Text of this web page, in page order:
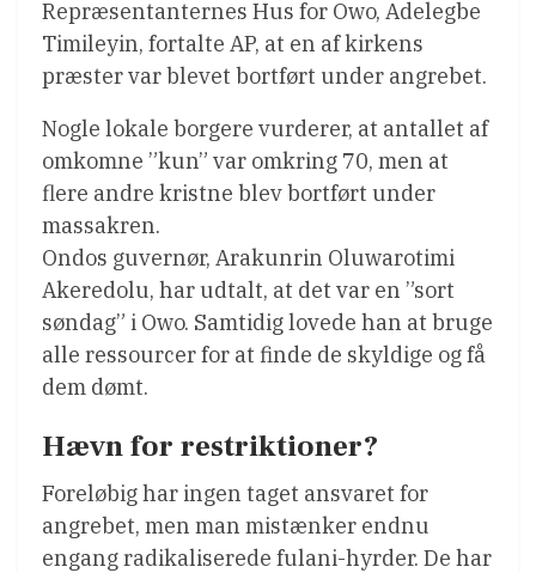
Repræsentanternes Hus for Owo, Adelegbe
Timileyin, fortalte AP, at en af kirkens
præster var blevet bortført under angrebet.
Nogle lokale borgere vurderer, at antallet af
omkomne ”kun” var omkring 70, men at
flere andre kristne blev bortført under
massakren.
Ondos guvernør, Arakunrin Oluwarotimi
Akeredolu, har udtalt, at det var en ”sort
søndag” i Owo. Samtidig lovede han at bruge
alle ressourcer for at finde de skyldige og få
dem dømt.
Hævn for restriktioner?
Foreløbig har ingen taget ansvaret for
angrebet, men man mistænker endnu
engang radikaliserede fulani-hyrder. De har